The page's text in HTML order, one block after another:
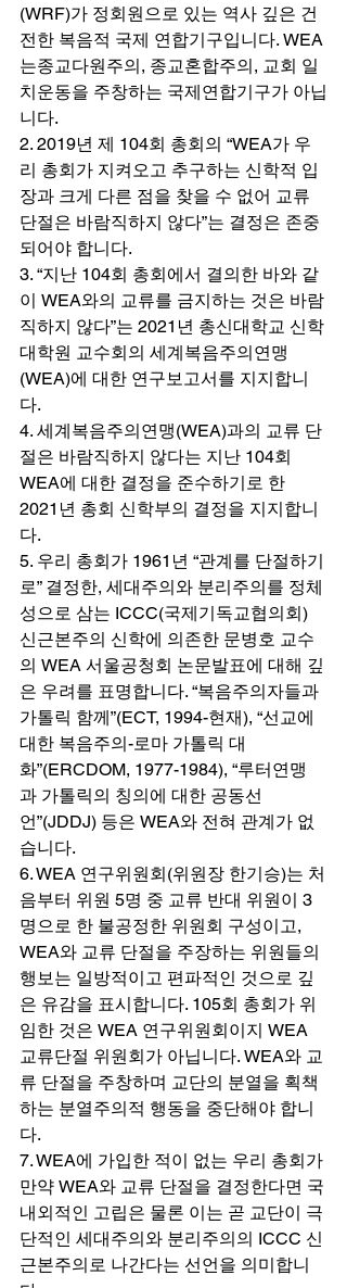
(WRF)가 정회원으로 있는 역사 깊은 건
전한 복음적 국제 연합기구입니다. WEA
는종교다원주의, 종교혼합주의, 교회 일
치운동을 주창하는 국제연합기구가 아닙
니다.
2. 2019년 제 104회 총회의 “WEA가 우
리 총회가 지켜오고 추구하는 신학적 입
장과 크게 다른 점을 찾을 수 없어 교류
단절은 바람직하지 않다”는 결정은 존중
되어야 합니다.
3. “지난 104회 총회에서 결의한 바와 같
이 WEA와의 교류를 금지하는 것은 바람
직하지 않다”는 2021년 총신대학교 신학
대학원 교수회의 세계복음주의연맹
(WEA)에 대한 연구보고서를 지지합니
다.
4. 세계복음주의연맹(WEA)과의 교류 단
절은 바람직하지 않다는 지난 104회
WEA에 대한 결정을 준수하기로 한
2021년 총회 신학부의 결정을 지지합니
다.
5. 우리 총회가 1961년 “관계를 단절하기
로” 결정한, 세대주의와 분리주의를 정체
성으로 삼는 ICCC(국제기독교협의회)
신근본주의 신학에 의존한 문병호 교수
의 WEA 서울공청회 논문발표에 대해 깊
은 우려를 표명합니다. “복음주의자들과
가톨릭 함께”(ECT, 1994-현재), “선교에
대한 복음주의-로마 가톨릭 대
화”(ERCDOM, 1977-1984), “루터연맹
과 가톨릭의 칭의에 대한 공동선
언”(JDDJ) 등은 WEA와 전혀 관계가 없
습니다.
6. WEA 연구위원회(위원장 한기승)는 처
음부터 위원 5명 중 교류 반대 위원이 3
명으로 한 불공정한 위원회 구성이고,
WEA와 교류 단절을 주장하는 위원들의
행보는 일방적이고 편파적인 것으로 깊
은 유감을 표시합니다. 105회 총회가 위
임한 것은 WEA 연구위원회이지 WEA
교류단절 위원회가 아닙니다. WEA와 교
류 단절을 주창하며 교단의 분열을 획책
하는 분열주의적 행동을 중단해야 합니
다.
7. WEA에 가입한 적이 없는 우리 총회가
만약 WEA와 교류 단절을 결정한다면 국
내외적인 고립은 물론 이는 곧 교단이 극
단적인 세대주의와 분리주의의 ICCC 신
근본주의로 나간다는 선언을 의미합니